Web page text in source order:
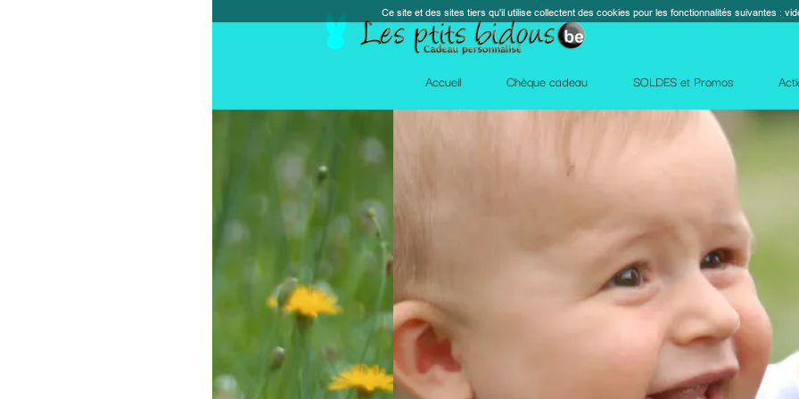
SOLDES et Promos Action Facebook Blog Des
Ce site et des sites tiers qu'il utilise collectent des cookies pour les fonctionnalités suivantes : vidéos, cartes, réseaux sociaux, calendrier,